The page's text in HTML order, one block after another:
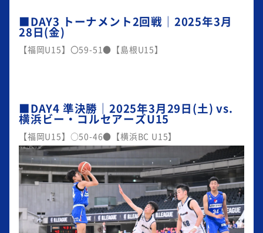
■DAY3 トーナメント2回戦｜2025年3月
28日(金)
【福岡U15】〇59-51●【島根U15】
■DAY4 準決勝｜2025年3月29日(土) vs.
横浜ビー・コルセアーズU15
【福岡U15】○50-46●【横浜BC U15】